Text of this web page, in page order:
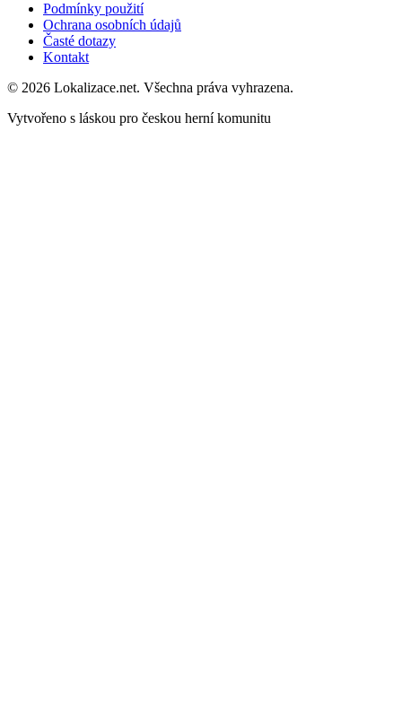
Podmínky použití
Ochrana osobních údajů
Časté dotazy
Kontakt
© 2026 Lokalizace.net. Všechna práva vyhrazena.
Vytvořeno s láskou pro českou herní komunitu